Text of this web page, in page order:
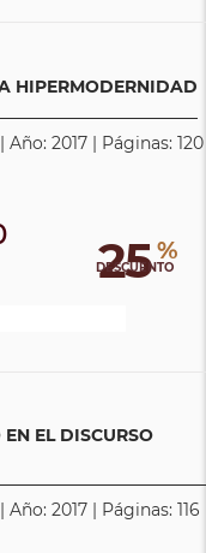
HIPERMODERNIDAD
Año: 2017 | Páginas: 120
25 %
DESCUENTO
EL DISCURSO
2017 | Páginas: 116